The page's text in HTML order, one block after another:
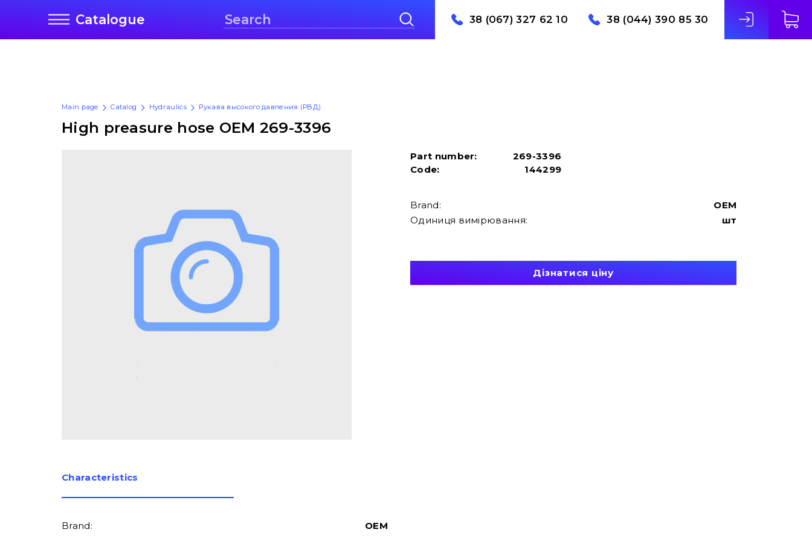
Catalogue 38 (067) 327 62 10 38 (044) 390 85 30
Main page Catalog Hydraulics Рукава высокого давления (РВД)
High preasure hose OEM 269-3396
Part number:
269-3396
Code:
144299
Brand:
OEM
Одиниця вимірювання:
шт
Дізнатися ціну
Сharacteristics
Brand: OEM